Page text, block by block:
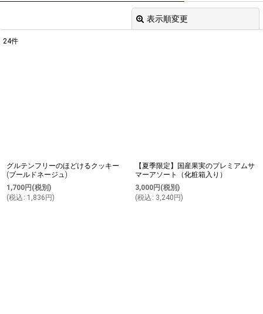
表示順変更
24件
グルテンフリーのほどけるクッキー
(ブールドネージュ)
1,700円 (税別)
(税込 : 1,836 円)
【夏季限定】国産果実のプレミアムサ
マーアソート（化粧箱入り）
3,000円 (税別)
(税込 : 3,240 円)